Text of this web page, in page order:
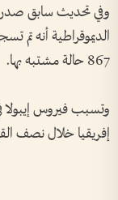
وفي تحديث سابق صدر
867 حالة مشتبه بها.
إفريقيا خلال نصف